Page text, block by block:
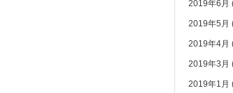
2019年6月
2019年5月
2019年4月
2019年3月
2019年1月